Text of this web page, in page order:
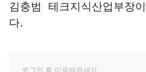
김충범 테크지식산업부장
다.